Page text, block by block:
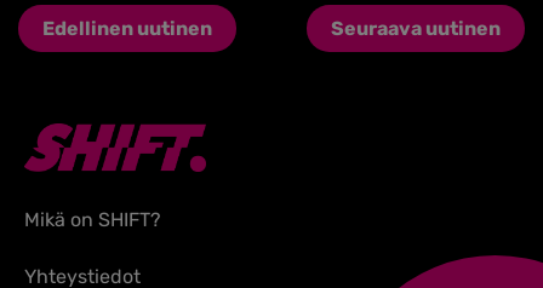
Edellinen uutinen Seuraava uutinen
Mikä on SHIFT?
Yhteystiedot